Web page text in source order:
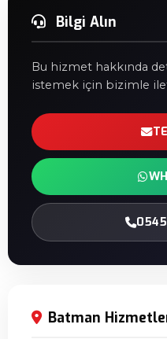
Bilgi Alın
Bu hizmet hakkında
istemek için bizimle
Batman